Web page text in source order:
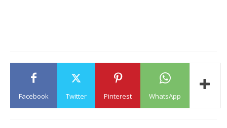
Facebook Twitter Pinterest WhatsApp